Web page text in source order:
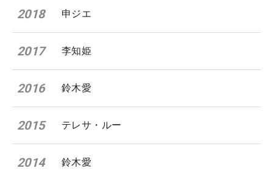
2018 申ジエ
2017 李知姫
2016 鈴木愛
2015 テレサ・ルー
2014 鈴木愛